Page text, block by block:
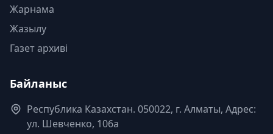
Жарнама
Жазылу
Газет архиві
Байланыс
Республика Казахстан. 050022, г. Алматы, Адрес:
ул. Шевченко, 106а